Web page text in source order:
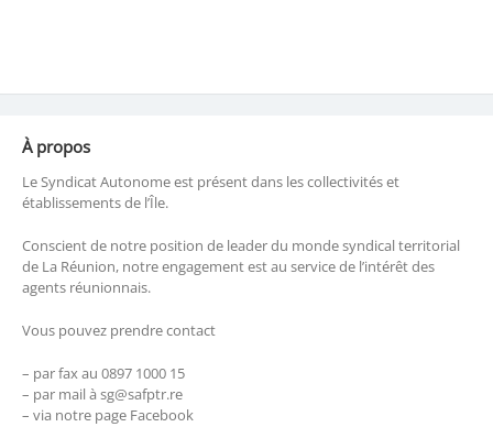
À propos
Le Syndicat Autonome est présent dans les collectivités et
établissements de l’Île.
Conscient de notre position de leader du monde syndical territorial
de La Réunion, notre engagement est au service de l’intérêt des
agents réunionnais.
Vous pouvez prendre contact
– par fax au 0897 1000 15
– par mail à sg@safptr.re
– via notre page Facebook